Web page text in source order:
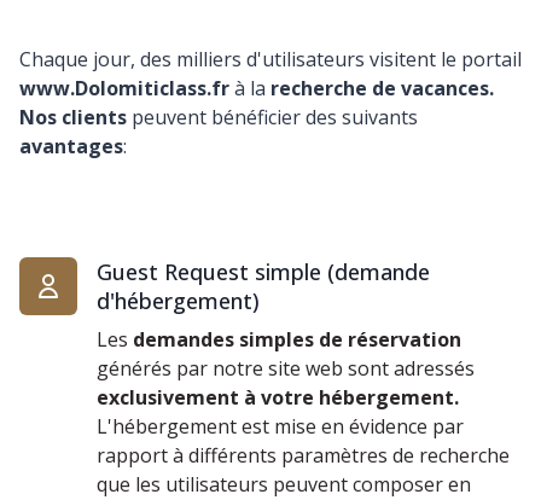
Chaque jour, des milliers d'utilisateurs visitent le portail
www.Dolomiticlass.frà la recherche de vacances.
Nos clients peuvent bénéficier des suivants
avantages:
Guest Request simple (demande
d'hébergement)
Les demandes simples de réservation
générés par notre site web sont adressés
exclusivement à votre hébergement.
L'hébergement est mise en évidence par
rapport à différents paramètres de recherche
que les utilisateurs peuvent composer en